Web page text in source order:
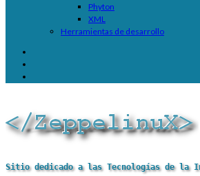
Phyton
XML
Herramientas de desarrollo
Sitio dedicado a las Tecnologías de la